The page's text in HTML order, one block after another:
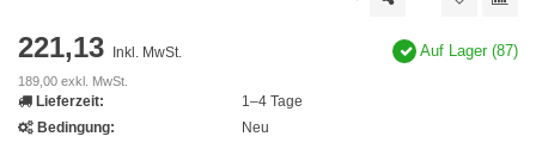
221,13 Inkl. MwSt.
189,00 exkl. MwSt.
Auf Lager (87)
Lieferzeit:
1–4 Tage
Bedingung:
Neu